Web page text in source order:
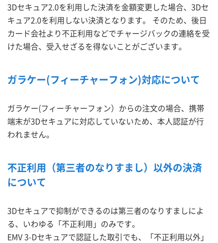
3Dセキュア2.0を利用した決済を金額変更した場合、3Dセ
キュア2.0を利用しない決済となります。 そのため、後日
カード会社より不正利用などでチャージバックの連絡を受
けた場合、受入せざるを得ないことがございます。
ガラケー(フィーチャーフォン)対応について
ガラケー(フィーチャーフォン）からの注文の場合、携帯
端末が3Dセキュアに対応していないため、本人認証が行
われません。
不正利用（第三者のなりすまし）以外の決済
について
3Dセキュアで抑制ができるのは第三者のなりすましによ
る、いわゆる「不正利用」のみです。
EMV 3-Dセキュアで認証した取引でも、「不正利用以外」